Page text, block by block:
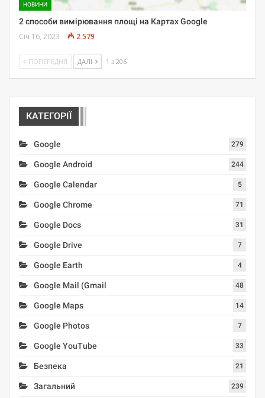
НОВИНИ
2 способи вимірювання площі на Картах Google
Січ 16, 2023 2 579
ПОПЕРЕДНЯ ДАЛІ 1 з 206
КАТЕГОРІЇ
Google 279
Google Android 244
Google Calendar 5
Google Chrome 71
Google Docs 31
Google Drive 7
Google Earth 4
Google Mail (Gmail 48
Google Maps 14
Google Photos 7
Google YouTube 33
Безпека 21
Загальний 239